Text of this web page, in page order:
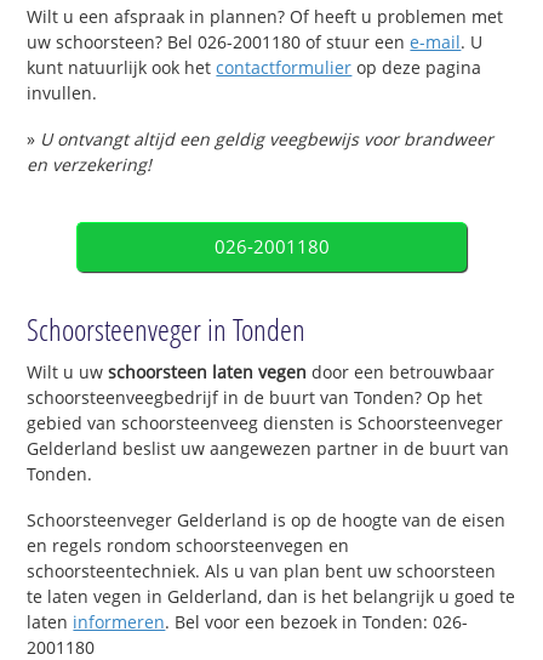
Wilt u een afspraak in plannen? Of heeft u problemen met
uw schoorsteen? Bel 026-2001180 of stuur eene-mail. U
kunt natuurlijk ook hetcontactformulier op deze pagina
invullen.
» U ontvangt altijd een geldig veegbewijs voor brandweer
en verzekering!
026-2001180
Schoorsteenveger in Tonden
Wilt u uwschoorsteen laten vegen door een betrouwbaar
schoorsteenveegbedrijf in de buurt van Tonden? Op het
gebied van schoorsteenveeg diensten is Schoorsteenveger
Gelderland beslist uw aangewezen partner in de buurt van
Tonden.
Schoorsteenveger Gelderland is op de hoogte van de eisen
en regels rondom schoorsteenvegen en
schoorsteentechniek. Als u van plan bent uw schoorsteen
te laten vegen in Gelderland, dan is het belangrijk u goed te
laten informeren. Bel voor een bezoek in Tonden: 026-
2001180